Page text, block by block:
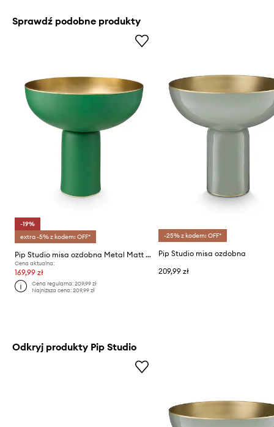
Sprawdź podobne produkty
-19%
extra -5% z kodem: OFF*
Pip Studio misa ozdobna Metal Matt Green
Cena aktualna:
169,99 zł
Cena regularna:209,99 zł
Najniższa cena:209,99 zł
-25% z kodem: OFF*
Pip Studio misa ozdobna
209,99 zł
Odkryj produkty Pip Studio